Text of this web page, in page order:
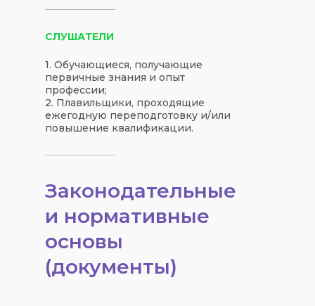
СЛУШАТЕЛИ
1. Обучающиеся, получающие
первичные знания и опыт
профессии;
2. Плавильщики, проходящие
ежегодную переподготовку и/или
повышение квалификации.
Законодательные
и нормативные
основы
(документы)